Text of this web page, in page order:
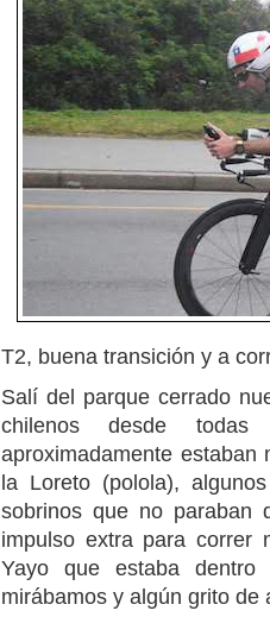
T2, buena transición y a
Salí del parque cerrado
chilenos desde
aproximadamente
la Loreto (polola),
sobrinos que no
impulso extra para correr
Yayo que estaba
mirábamos y algún grito de